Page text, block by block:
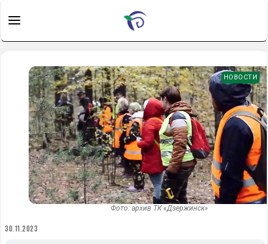
Фото: архив ТК «Дзержинск»
НОВОСТИ
30.11.2023